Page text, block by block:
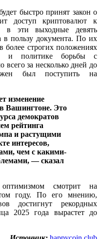
быстро принят закон о
доступ криптовалют к
в эти выходные девять
в пользу документа. По их
более строгих положениях
и политике борьбы с
за несколько дней до
был поступить на
изменение
Вашингтоне. Это
демократов
рейтинга
и растущими
интересов,
чем с какими-
— сказал
смотрит на
году. По его мнению,
достигнут рекордных
2025 года вырастет до